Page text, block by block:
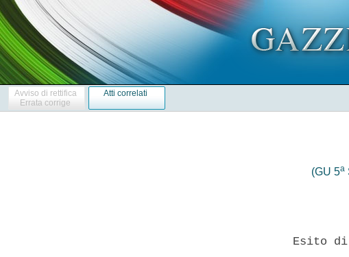
Avviso di rettifica
Errata corrige
Atti correlati
(GU 5a
Esito